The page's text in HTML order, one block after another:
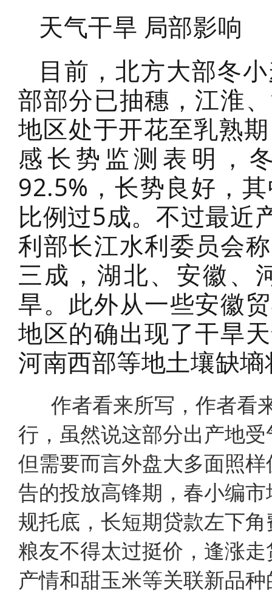
天气干旱 局部影响
目前，北方大部冬
部部分已抽穗，江淮
地区处于开花至乳熟
感长势监测表明，
92.5%，长势良好，
比例过5成。不过最近
利部长江水利委员会
三成，湖北、安徽、
旱。此外从一些安徽
地区的确出现了干旱
河南西部等地土壤缺
作者看来所写，作者看
行，虽然说这部分出产地
但需要而言外盘大多面照
告的投放高锋期，春小编
规托底，长短期贷款左下
粮友不得太过挺价，逢涨
产情和甜玉米等关联新品